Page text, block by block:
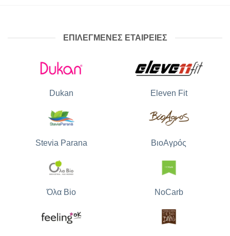
ΕΠΙΛΕΓΜΕΝΕΣ ΕΤΑΙΡΕΙΕΣ
Dukan Eleven Fit
Stevia Parana ΒιοΑγρός
Όλα Bio NoCarb